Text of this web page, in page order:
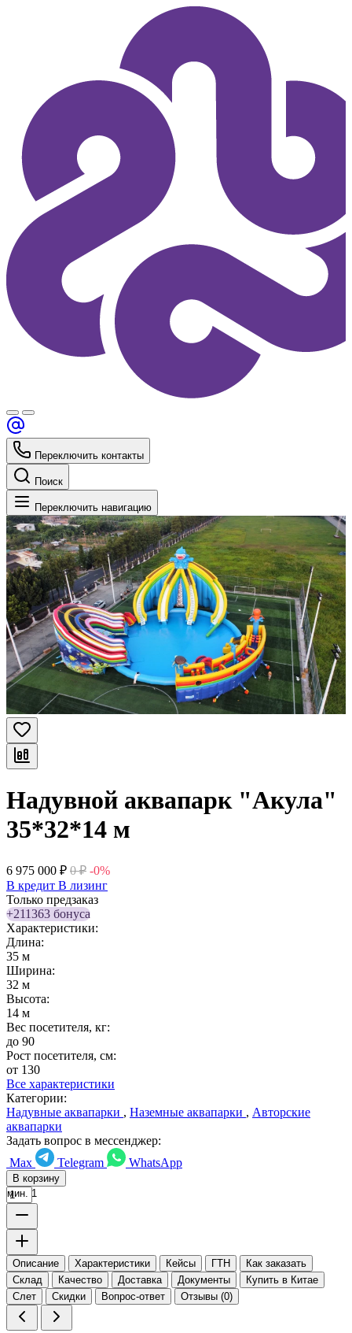
Переключить контакты
Поиск
Переключить навигацию
Надувной аквапарк "Акула"
35*32*14 м
6 975 000 ₽ 0 ₽ -0%
В кредит В лизинг
Только предзаказ
+211363 бонуса
Характеристики:
Длина:
35 м
Ширина:
32 м
Высота:
14 м
Вес посетителя, кг:
до 90
Рост посетителя, см:
от 130
Все характеристики
Категории:
Надувные аквапарки , Наземные аквапарки , Авторские
аквапарки
Задать вопрос в мессенджер:
Max
Telegram WhatsApp
В корзину
мин. 1
Описание Характеристики Кейсы ГТН
Как заказать
Склад
Качество Доставка Документы
Купить в Китае
Слет
Скидки Вопрос-ответ Отзывы (0)